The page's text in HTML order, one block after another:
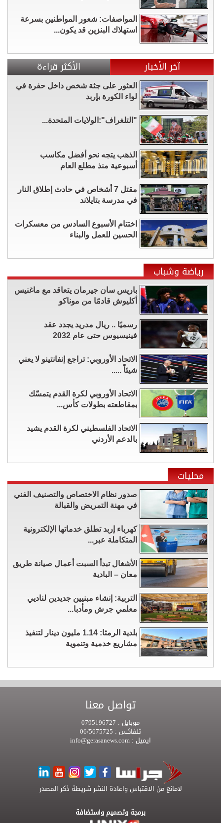
المواصفات: شعور المواطنين بسرعة
استهلاك البنزين قد يكون...
آخر الأخبار الأكثر قراءة
العثور على جثة شخص داخل حفرة في
لواء الكورة بإربد
"التلغراف":الولايات المتحدة...
الذهب يتجه نحو أفضل مكاسب
أسبوعية منذ مطلع العام
مقتل 7 أشخاص في حادث إطلاق النار
في مدرسة بتايلاند
اختتام الأسبوع السادس من معسكرات
الحسين للعمل والبناء
رياضة وشباب
باريس سان جيرمان يتعاقد مع ماغنيس
أكليوش قادمًا من موناكو
رسميًا .. ريال مدريد يجدد عقد
فينيسيوس حتى عام 2032
الاتحاد الأوروبي: تراجع إنفانتينو لا يعني
شيئاً .....
الاتحاد الأوروبي لكرة القدم يتمسّك
بمقاطعته بطولات كأس...
الاتحاد الفلسطيني لكرة القدم يشيد
بالدعم الأردني
محليات
صدور نظام الاختصاص والتصنيف الفني
في مهنة التمريض والقبالة
كهرباء إربد تطلق خدماتها الإلكترونية
المتكاملة عبر...
الأشغال تبدأ السبت أعمال صيانة طريق
معان – البادية
التربية: إنشاء مبنيين جديدين لناديي
معلمي جرش ومأدبا...
بلدية الرمثا: 1.14 مليون دينار لتنفيذ
مشاريع خدمية وتنموية
تواصل معنا
موبايل :
تلفاكس :
ايميل :
لامانع من الاقتباس واعادة النشر شريطة ذكر المصدر
برمجة وتصميم واستضافة